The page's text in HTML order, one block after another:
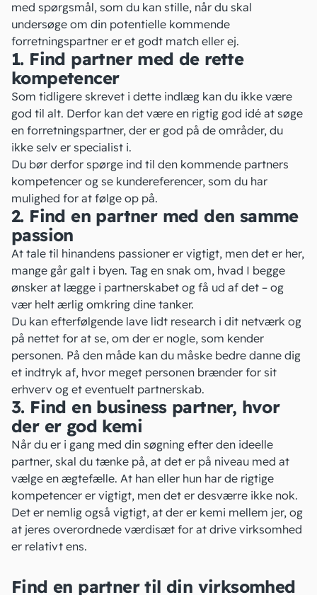
med spørgsmål, som du kan stille, når du skal
undersøge om din potentielle kommende
forretningspartner er et godt match eller ej.
1. Find partner med de rette
kompetencer
Som tidligere skrevet i dette indlæg kan du ikke være
god til alt. Derfor kan det være en rigtig god idé at søge
en forretningspartner, der er god på de områder, du
ikke selv er specialist i.
Du bør derfor spørge ind til den kommende partners
kompetencer og se kundereferencer, som du har
mulighed for at følge op på.
2. Find en partner med den samme
passion
At tale til hinandens passioner er vigtigt, men det er her,
mange går galt i byen. Tag en snak om, hvad I begge
ønsker at lægge i partnerskabet og få ud af det – og
vær helt ærlig omkring dine tanker.
Du kan efterfølgende lave lidt research i dit netværk og
på nettet for at se, om der er nogle, som kender
personen. På den måde kan du måske bedre danne dig
et indtryk af, hvor meget personen brænder for sit
erhverv og et eventuelt partnerskab.
3. Find en business partner, hvor
der er god kemi
Når du er i gang med din søgning efter den ideelle
partner, skal du tænke på, at det er på niveau med at
vælge en ægtefælle. At han eller hun har de rigtige
kompetencer er vigtigt, men det er desværre ikke nok.
Det er nemlig også vigtigt, at der er kemi mellem jer, og
at jeres overordnede værdisæt for at drive virksomhed
er relativt ens.
Find en partner til din virksomhed